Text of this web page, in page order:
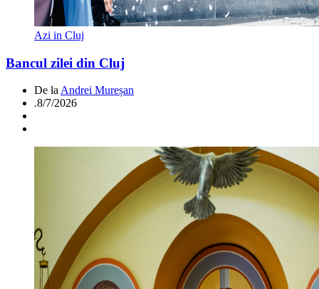
Azi in Cluj
Bancul zilei din Cluj
De laAndrei Mureșan
.8/7/2026